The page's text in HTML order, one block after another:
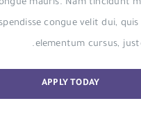
mauris. Nam tincidunt
congue velit dui,
elementum cursus,
APPLY TODAY